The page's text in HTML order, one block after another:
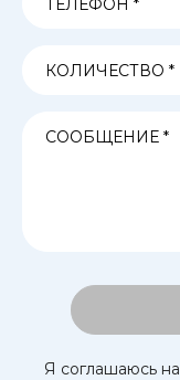
Я соглашаюсь на